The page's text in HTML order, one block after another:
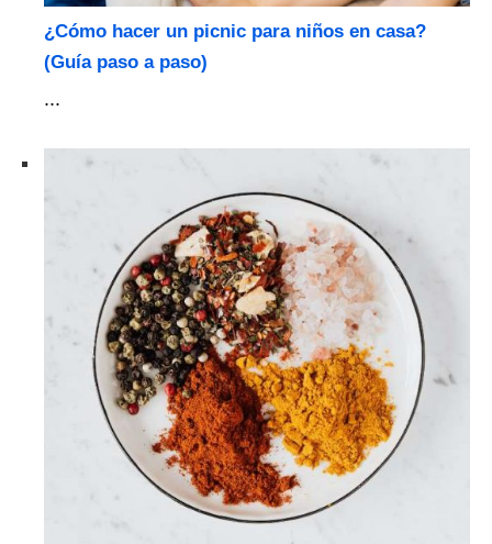
¿Cómo hacer un picnic para niños en casa?
(Guía paso a paso)
...